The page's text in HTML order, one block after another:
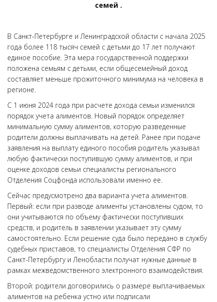
семей .
В Санкт-Петербурге и Ленинградской области с начала 2025
года более 118 тысяч семей с детьми до 17 лет получают
единое пособие. Эта мера государственной поддержки
положена семьям с детьми, если общесемейный доход
составляет меньше прожиточного минимума на человека в
регионе.
С 1 июня 2024 года при расчете дохода семьи изменился
порядок учета алиментов. Новый порядок определяет
минимальную сумму алиментов, которую разведенные
родители должны выплачивать на детей. Ранее при подаче
заявления на выплату единого пособия родитель указывал
любую фактически поступившую сумму алиментов, и при
оценке доходов семьи специалисты регионального
Отделения Соцфонда использовали именно ее.
Сейчас предусмотрено два варианта учета алиментов.
Первый: если при разводе алименты установлены судом, то
они учитываются по объему фактически поступивших
средств, и родитель в заявлении указывает эту сумму
самостоятельно. Если решение суда было передано в службу
судебных приставов, то специалисты Отделения СФР по
Санкт-Петербургу и Ленобласти получат нужные данные в
рамках межведомственного электронного взаимодействия.
Второй: родители договорились о размере выплачиваемых
алиментов на ребенка устно или подписали